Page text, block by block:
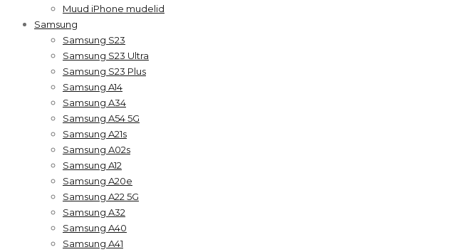
Muud iPhone mudelid
Samsung
Samsung S23
Samsung S23 Ultra
Samsung S23 Plus
Samsung A14
Samsung A34
Samsung A54 5G
Samsung A21s
Samsung A02s
Samsung A12
Samsung A20e
Samsung A22 5G
Samsung A32
Samsung A40
Samsung A41